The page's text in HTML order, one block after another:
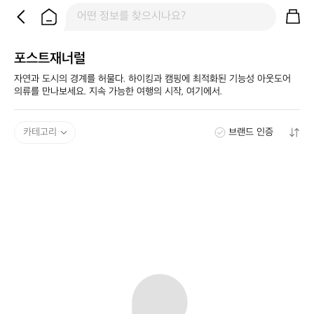
포스트재너럴
자연과 도시의 경계를 허물다. 하이킹과 캠핑에 최적화된 기능성 아웃도어
의류를 만나보세요. 지속 가능한 여행의 시작, 여기에서.
카테고리 브랜드 인증